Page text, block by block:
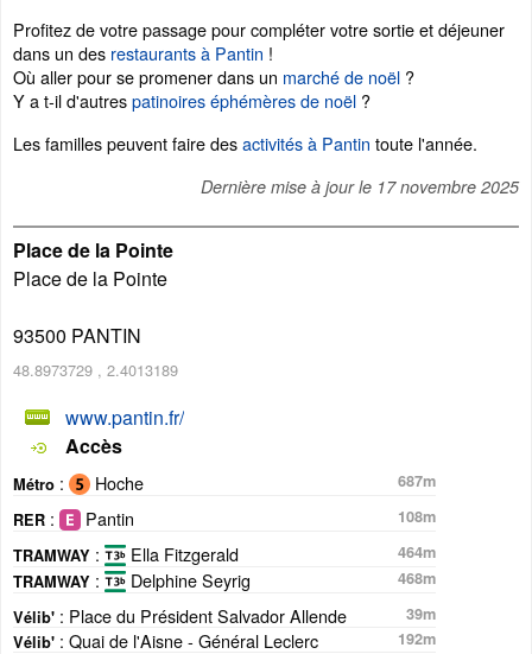
Profitez de votre passage pour compléter votre sortie et déjeuner
dans un des restaurants à Pantin !
Où aller pour se promener dans un marché de noël ?
Y a t-il d'autrespatinoires éphémères de noël ?
Les familles peuvent faire desactivités à Pantin toute l'année.
Dernière mise à jour le 17 novembre 2025
Place de la Pointe
Place de la Pointe
93500 PANTIN
48.8973729 , 2.4013189
www.pantin.fr/
Accès
Métro : Hoche
687m
RER : Pantin
108m
TRAMWAY : Ella Fitzgerald
464m
TRAMWAY : Delphine Seyrig
468m
Vélib' : Place du Président Salvador Allende
39m
Vélib' : Quai de l'Aisne - Général Leclerc 192m